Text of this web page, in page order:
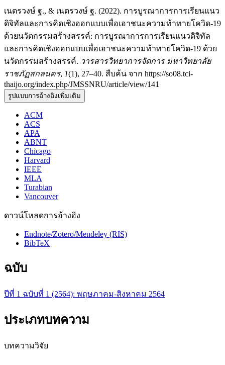
เนตรวงษ์ ฐ., & เนตรวงษ์ ฐ. (2022). การบูรณาการการเรียนแนว
ดิจิทัลและการคิดเชิงออกแบบเพื่อเอาชนะความท้าทายโควิด-19
ด้วยนวัตกรรมสร้างสรรค์: การบูรณาการการเรียนแนวดิจิทัล
และการคิดเชิงออกแบบเพื่อเอาชนะความท้าทายโควิด-19 ด้วย
นวัตกรรมสร้างสรรค์. วารสารวิทยาการจัดการ มหาวิทยาลัย
ราชภัฏสกลนคร, 1(1), 27–40. สืบค้น จาก https://so08.tci-
thaijo.org/index.php/JMSSNRU/article/view/141
รูปแบบการอ้างอิงเพิ่มเติม
ACM
ACS
APA
ABNT
Chicago
Harvard
IEEE
MLA
Turabian
Vancouver
ดาวน์โหลดการอ้างอิง
Endnote/Zotero/Mendeley (RIS)
BibTeX
ฉบับ
ปีที่ 1 ฉบับที่ 1 (2564): พฤษภาคม-สิงหาคม 2564
ประเภทบทความ
บทความวิจัย